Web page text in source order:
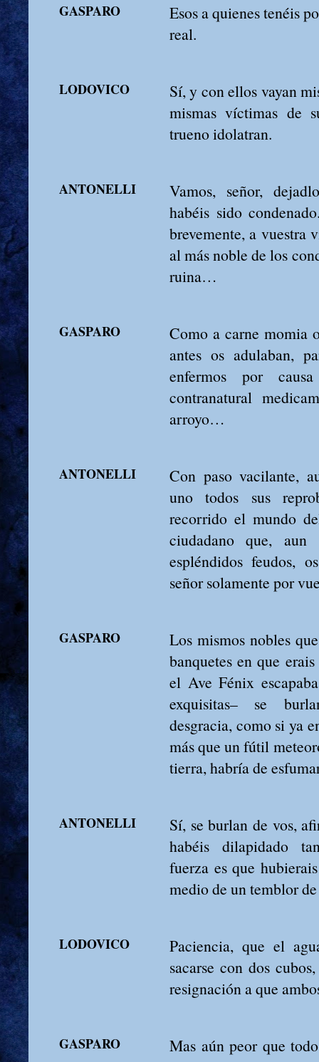
GASPARO
Esos a quienes tenéis
real.
LODOVICO
Sí, y con ellos vayan
mismas víctimas de
trueno idolatran.
ANTONELLI
Vamos, señor,
habéis sido
brevemente, a vuestra
al más noble de los
ruina…
GASPARO
Como a carne momia
antes os adulaban,
enfermos por
contranatural
arroyo…
ANTONELLI
Con paso vacilante,
uno todos sus
recorrido el mundo
ciudadano que,
espléndidos feudos,
señor solamente por
GASPARO
Los mismos nobles
banquetes en que
el Ave Fénix
exquisitas– se
desgracia, como si ya
más que un fútil
tierra, habría de
ANTONELLI
Sí, se burlan de vos,
habéis dilapidado
fuerza es que
medio de un temblor
LODOVICO
Paciencia, que el
sacarse con dos
resignación a que
GASPARO
Mas aún peor que